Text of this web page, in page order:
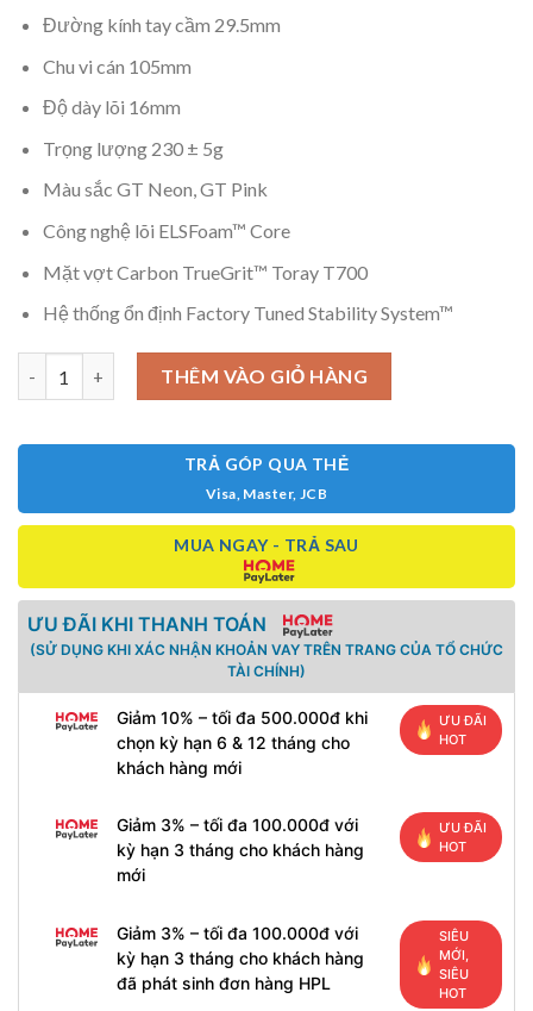
Đường kính tay cầm 29.5mm
Chu vi cán 105mm
Độ dày lõi 16mm
Trọng lượng 230 ± 5g
Màu sắc GT Neon, GT Pink
Công nghệ lõi ELSFoam™ Core
Mặt vợt Carbon TrueGrit™ Toray T700
Hệ thống ổn định Factory Tuned Stability System™
Vợt Pickleball Facolos EliteX Gabe Tardio 16mm số lượng
THÊM VÀO GIỎ HÀNG
TRẢ GÓP QUA THẺ
Visa, Master, JCB
MUA NGAY - TRẢ SAU
ƯU ĐÃI KHI THANH TOÁN
(SỬ DỤNG KHI XÁC NHẬN KHOẢN VAY TRÊN TRANG CỦA TỔ CHỨC
TÀI CHÍNH)
Giảm 10% – tối đa 500.000đ khi
chọn kỳ hạn 6 & 12 tháng cho
khách hàng mới
ƯU ĐÃI
HOT
Giảm 3% – tối đa 100.000đ với
kỳ hạn 3 tháng cho khách hàng
mới
ƯU ĐÃI
HOT
Giảm 3% – tối đa 100.000đ với
kỳ hạn 3 tháng cho khách hàng
đã phát sinh đơn hàng HPL
SIÊU
MỚI,
SIÊU
HOT